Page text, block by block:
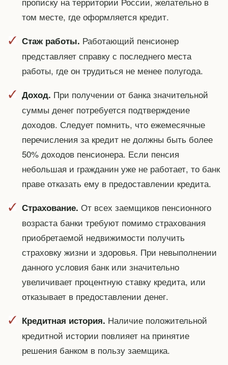
том месте, где оформляется кредит.
Стаж работы. Работающий пенсионер
представляет справку с последнего места
работы, где он трудиться не менее полугода.
Доход. При получении от банка значительной
суммы денег потребуется подтверждение
доходов. Следует помнить, что ежемесячные
перечисления за кредит не должны быть более
50% доходов пенсионера. Если пенсия
небольшая и гражданин уже не работает, то банк
праве отказать ему в предоставлении кредита.
Страхование. От всех заемщиков пенсионного
возраста банки требуют помимо страхования
приобретаемой недвижимости получить
страховку жизни и здоровья. При невыполнении
данного условия банк или значительно
увеличивает процентную ставку кредита, или
отказывает в предоставлении денег.
Кредитная история. Наличие положительной
кредитной истории повлияет на принятие
решения банком в пользу заемщика.